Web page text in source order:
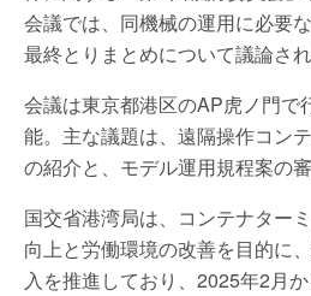
会議では、同機械の運用に必要
最終とりまとめについて議論され
会議は東京都港区のAP虎ノ門で
能。主な議題は、遠隔操作コン
の紹介と、モデル運用規程案の
国交省港湾局は、コンテナター
向上と労働環境の改善を目的に
入を推進しており、2025年2月